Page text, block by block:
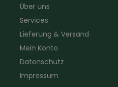
Sanitär
Elektriker- und Installateur
Logistikbekleidung
Über uns
Services
Lieferung & Versand
Mein Konto
Datenschutz
Impressum